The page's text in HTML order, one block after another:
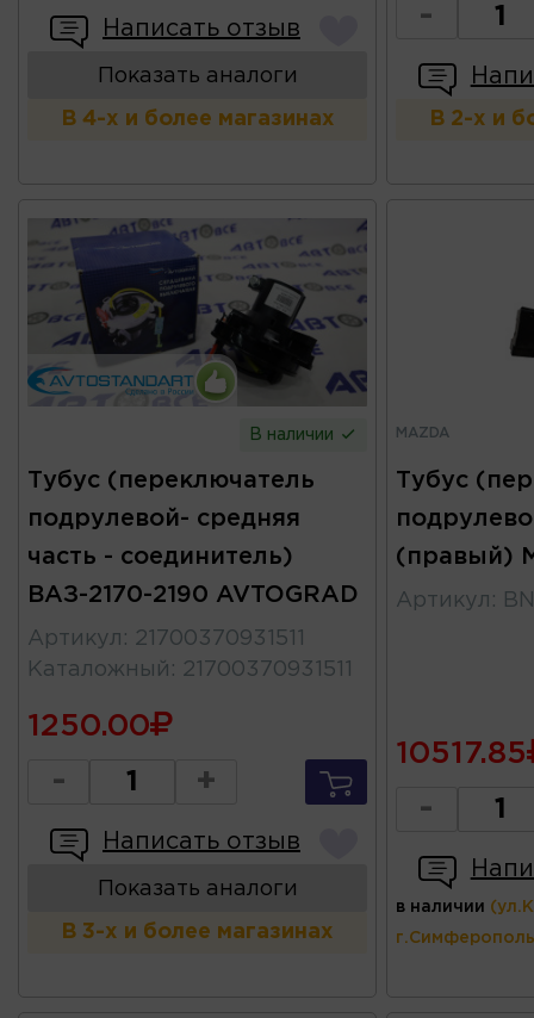
Написать отзыв
Показать аналоги
В 4-х и более магазинах
-
В 2-х и
В наличии
Тубус (переключатель
подрулевой- средняя
часть - соединитель)
ВАЗ-2170-2190 AVTOGRAD
Артикул : 21700370931511
Каталожный : 21700370931511
1250.00
- +
Написать отзыв
Показать аналоги
В 3-х и более магазинах
MAZDA
Тубус
(правый)
Артикул :
10517.85
-
в наличии